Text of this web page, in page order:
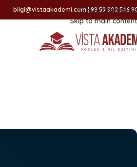
Skip to navigation
Skip to main content